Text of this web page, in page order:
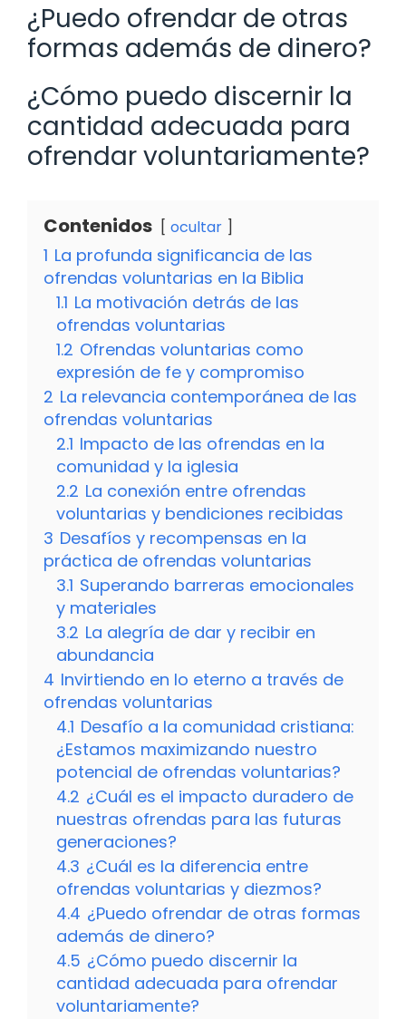
¿Puedo ofrendar de otras
formas además de dinero?
¿Cómo puedo discernir la
cantidad adecuada para
ofrendar voluntariamente?
Contenidos ocultar
1 La profunda significancia de las
ofrendas voluntarias en la Biblia
1.1 La motivación detrás de las
ofrendas voluntarias
1.2 Ofrendas voluntarias como
expresión de fe y compromiso
2 La relevancia contemporánea de las
ofrendas voluntarias
2.1 Impacto de las ofrendas en la
comunidad y la iglesia
2.2 La conexión entre ofrendas
voluntarias y bendiciones recibidas
3 Desafíos y recompensas en la
práctica de ofrendas voluntarias
3.1 Superando barreras emocionales
y materiales
3.2 La alegría de dar y recibir en
abundancia
4 Invirtiendo en lo eterno a través de
ofrendas voluntarias
4.1 Desafío a la comunidad cristiana:
¿Estamos maximizando nuestro
potencial de ofrendas voluntarias?
4.2 ¿Cuál es el impacto duradero de
nuestras ofrendas para las futuras
generaciones?
4.3 ¿Cuál es la diferencia entre
ofrendas voluntarias y diezmos?
4.4 ¿Puedo ofrendar de otras formas
además de dinero?
4.5 ¿Cómo puedo discernir la
cantidad adecuada para ofrendar
voluntariamente?